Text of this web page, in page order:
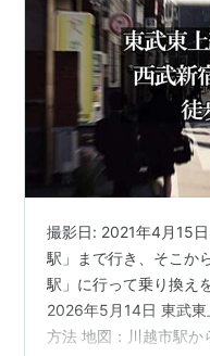
撮影日: 2021年4月15
駅」まで行き、そこか
駅」に行って乗り換え
2026年5月14日 東武東
方法 地図：川越市駅か